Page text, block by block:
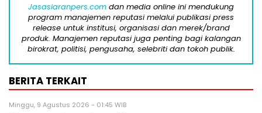
Jasasiaranpers.com dan media online ini mendukung
program manajemen reputasi melalui publikasi press
release untuk institusi, organisasi dan merek/brand
produk. Manajemen reputasi juga penting bagi kalangan
birokrat, politisi, pengusaha, selebriti dan tokoh publik.
BERITA TERKAIT
Minggu, 9 Agustus 2026 - 01:45 WIB